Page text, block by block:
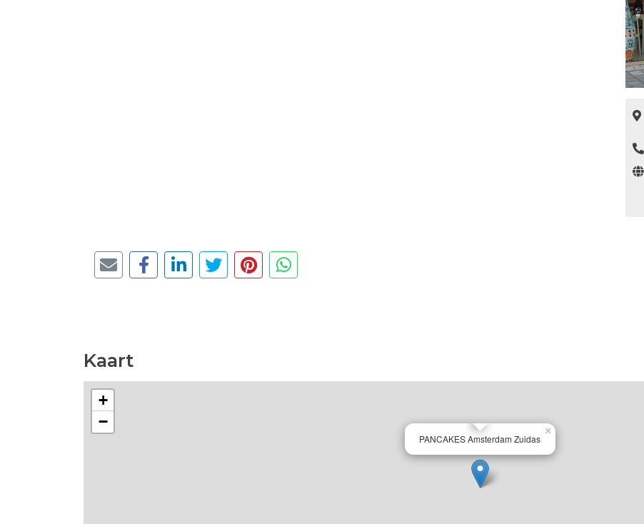
Kaart
PANCAKES Amsterdam Zuidas
×
+
−